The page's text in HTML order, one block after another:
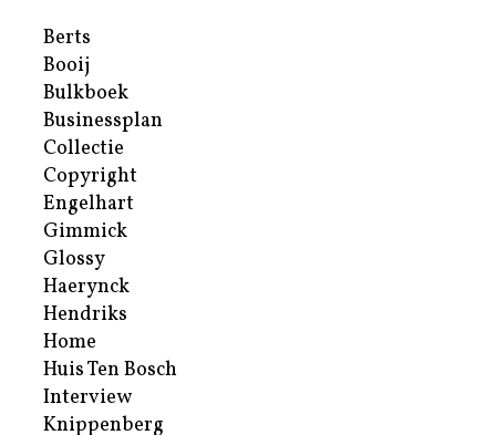
Berts
Booij
Bulkboek
Businessplan
Collectie
Copyright
Engelhart
Gimmick
Glossy
Haerynck
Hendriks
Home
Huis Ten Bosch
Interview
Knippenberg